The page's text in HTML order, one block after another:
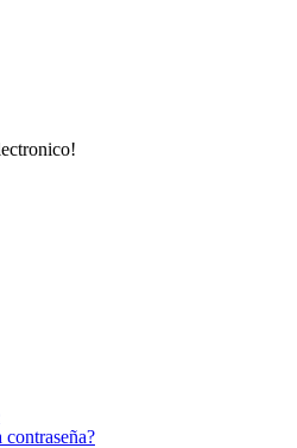
contraseña?